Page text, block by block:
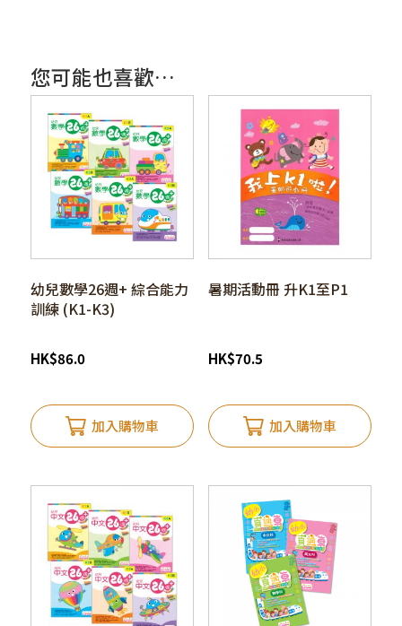
您可能也喜歡…
幼兒數學26週+ 綜合能力
訓練 (K1-K3)
HK$86.0
加入購物車
暑期活動冊 升K1至P1
HK$70.5
加入購物車